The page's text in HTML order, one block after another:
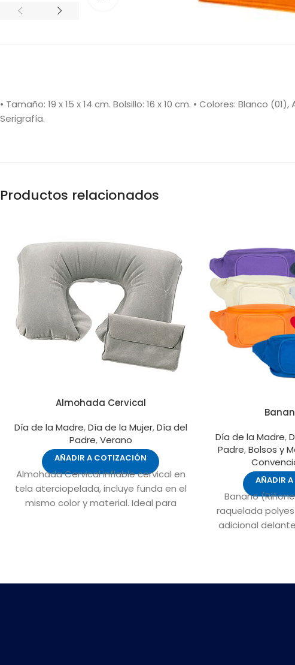
• Tamaño: 19 x 15 x 14 cm. Bolsillo: 16 x 10 cm. • Colores: Blanco
Serigrafía.
Productos relacionados
Almohada Cervical
Día de la Madre,Día de la Mujer,Día del
Padre,Verano
AÑADIR A COTIZACIÓN
Almohada Cervical inflable cervical en
tela aterciopelada, incluye funda en el
mismo color y material. Ideal para
Día de la Madre,
Padre,Bolsos y
AÑADIR
Banano
raquelada
adicional